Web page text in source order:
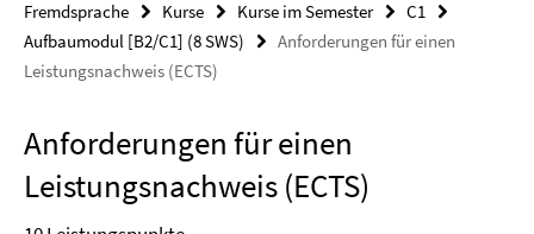
Fremdsprache
Kurse Kurse im Semester
C1
Aufbaumodul [B2/C1] (8 SWS)
Anforderungen für einen
Leistungsnachweis (ECTS)
Anforderungen für einen
Leistungsnachweis (ECTS)